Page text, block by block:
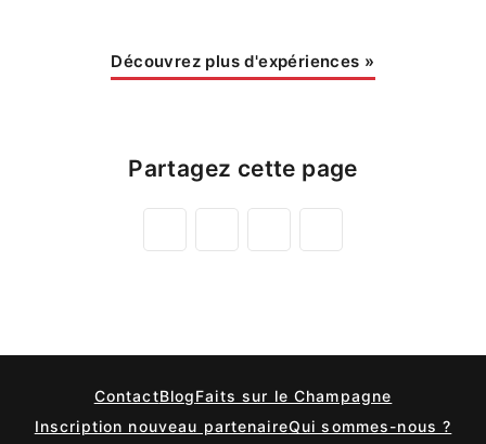
Découvrez plus d'expériences »
Partagez cette page
ContactBlogFaits sur le Champagne
Inscription nouveau partenaireQui sommes-nous ?